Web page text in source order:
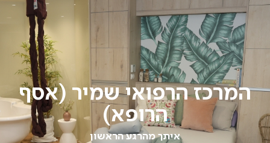
המרכז הרפואי שמיר (אסף
הרופא)
איתך מהרגע הראשון